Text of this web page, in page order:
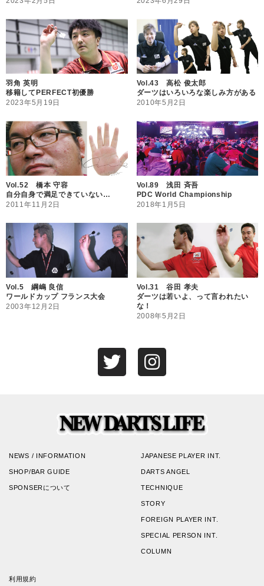
羽角 英明
移籍してPERFECT初優勝
2023年5月19日
Vol.43 高松 俊太郎
ダーツはいろいろな楽しみ方がある
2010年5月2日
Vol.52 橋本 守容
自分自身で満足できていない…
2011年11月2日
Vol.89 浅田 斉吾
PDC World Championship
2018年1月5日
Vol.5 綱嶋 良信
ワールドカップ フランス大会
2003年12月2日
Vol.31 谷田 孝夫
ダーツは若いよ、って言われたい
な！
2008年5月2日
NEWS / INFORMATION
SHOP/BAR GUIDE
SPONSERについて
JAPANESE PLAYER INT.
DARTS ANGEL
TECHNIQUE
STORY
FOREIGN PLAYER INT.
SPECIAL PERSON INT.
COLUMN
利用規約